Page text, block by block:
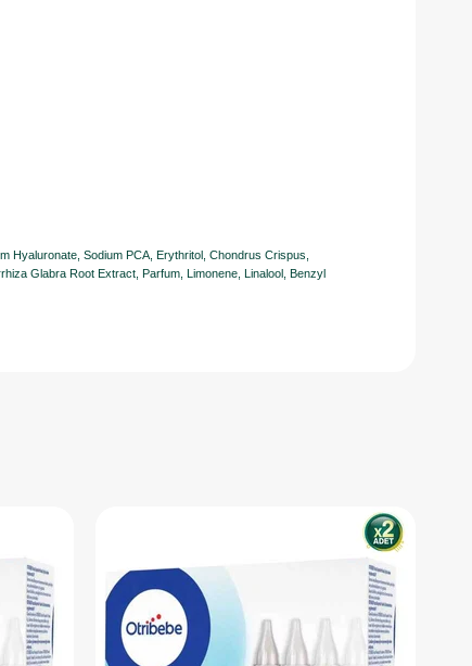
Hyaluronate, Sodium PCA, Erythritol, Chondrus Crispus,
Glabra Root Extract, Parfum, Limonene, Linalool, Benzyl